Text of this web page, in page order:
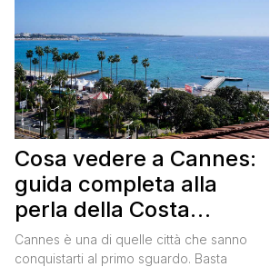
Cosa vedere a Cannes:
guida completa alla
perla della Costa
Azzurra
Cannes è una di quelle città che sanno
conquistarti al primo sguardo. Basta